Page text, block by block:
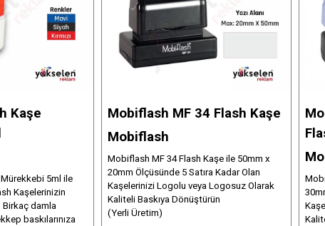
Kaşe
5ml ile
Kaşelerinizin
Birkaç damla
baskılarınıza
Mobiflash MF 34 Flash Kaşe
Mobiflash
Mobiflash MF 34 Flash Kaşe ile 50mm x
20mm Ölçüsünde 5 Satıra Kadar Olan
Kaşelerinizi Logolu veya Logosuz Olarak
Kaliteli Baskıya Dönüştürün
(Yerli Üretim)